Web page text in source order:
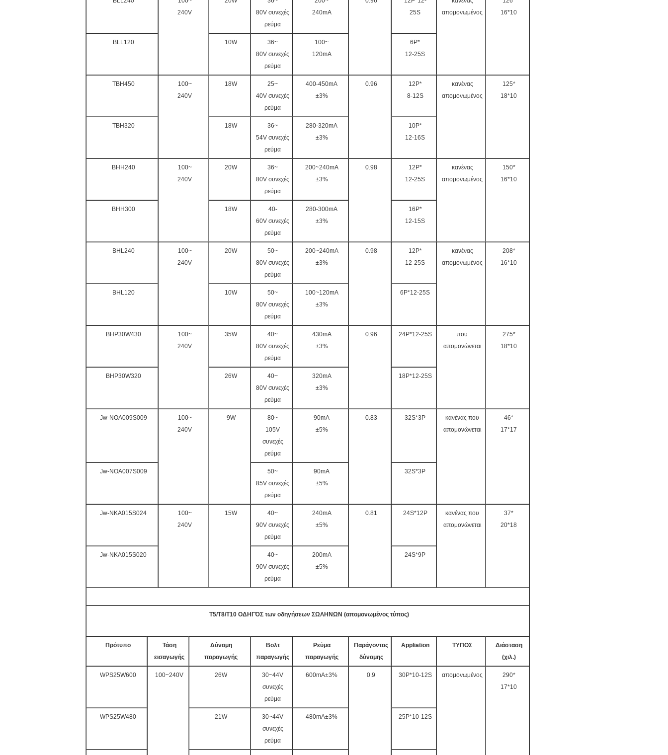
240V
80V συνεχές
ρεύμα
240mA
25S
απομονωμένος
16*10
BLL120 10W
36~
80V συνεχές
ρεύμα
100~
120mA
6P*
12-25S
TBH450
100~
240V
18W
25~
40V συνεχές
ρεύμα
400-450mA
±3%
0.96
12P*
8-12S
κανένας
απομονωμένος
125*
18*10
TBH320 18W
36~
54V συνεχές
ρεύμα
280-320mA
±3%
10P*
12-16S
BHH240
100~
240V
20W
36~
80V συνεχές
ρεύμα
200~240mA
±3%
0.98
12P*
12-25S
κανένας
απομονωμένος
150*
16*10
BHH300 18W
40-
60V συνεχές
ρεύμα
280-300mA
±3%
16P*
12-15S
BHL240
100~
240V
20W
50~
80V συνεχές
ρεύμα
200~240mA
±3%
0.98
12P*
12-25S
κανένας
απομονωμένος
208*
16*10
BHL120 10W
50~
80V συνεχές
ρεύμα
100~120mA
±3%
6P*12-25S
BHP30W430
100~
240V
35W
40~
80V συνεχές
ρεύμα
430mA
±3%
0.96 24P*12-25S
που
απομονώνεται
275*
18*10
BHP30W320 26W
40~
80V συνεχές
ρεύμα
320mA
±3%
18P*12-25S
Jw-NOA009S009
100~
240V
9W
80~
105V
συνεχές
ρεύμα
90mA
±5%
0.83 32S*3P
κανένας που
απομονώνεται
46*
17*17
Jw-NOA007S009
50~
85V συνεχές
ρεύμα
90mA
±5%
32S*3P
Jw-NKA015S024
100~
240V
15W
40~
90V συνεχές
ρεύμα
240mA
±5%
0.81 24S*12P
κανένας που
απομονώνεται
37*
20*18
Jw-NKA015S020
40~
90V συνεχές
ρεύμα
200mA
±5%
24S*9P
T5/T8/T10 ΟΔΗΓΌΣ των οδηγήσεων ΣΩΛΗΝΩΝ (απομονωμένος τύπος)
Πρότυπο
Τάση
εισαγωγής
Δύναμη
παραγωγής
Βολτ
παραγωγής
Ρεύμα
παραγωγής
Παράγοντας
δύναμης
Appliation ΤΥΠΟΣ
Διάσταση
(χιλ.)
WPS25W600 100~240V 26W
30~44V
συνεχές
ρεύμα
600mA±3% 0.9 30P*10-12S απομονωμένος
290*
17*10
WPS25W480 21W
30~44V
συνεχές
ρεύμα
480mA±3% 25P*10-12S